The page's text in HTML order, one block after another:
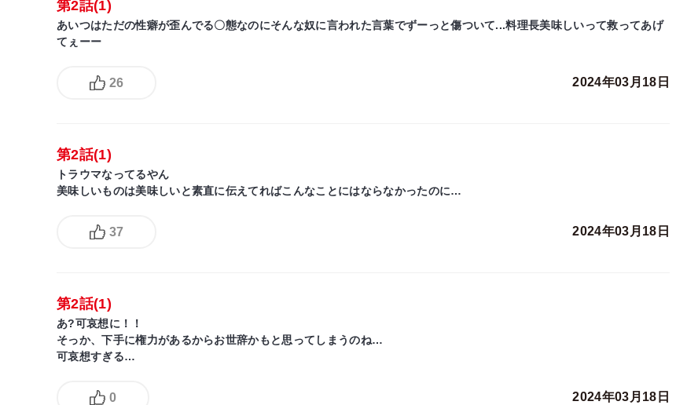
第2話(1)
あいつはただの性癖が歪んでる〇態なのにそんな奴に言われた言葉でずーっと傷ついて...料理長美味しいって救ってあげ
てぇーー
26 2024年03月18日
第2話(1)
トラウマなってるやん
美味しいものは美味しいと素直に伝えてればこんなことにはならなかったのに…
37 2024年03月18日
第2話(1)
あ?可哀想に！！
そっか、下手に権力があるからお世辞かもと思ってしまうのね…
可哀想すぎる…
0 2024年03月18日